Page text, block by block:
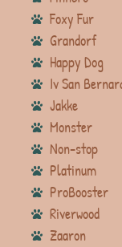
Foxy Fur
Grandorf
Happy Dog
Iv San
Jakke
Monster
Non-stop
Platinum
ProBooster
Riverwood
Zaaron